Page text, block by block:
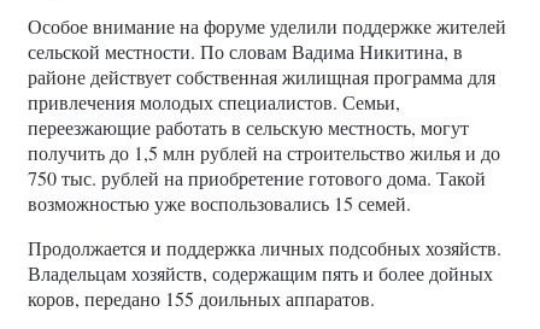
Особое внимание на форуме уделили поддержке жителей
сельской местности. По словам Вадима Никитина, в
районе действует собственная жилищная программа для
привлечения молодых специалистов. Семьи,
переезжающие работать в сельскую местность, могут
получить до 1,5 млн рублей на строительство жилья и до
750 тыс. рублей на приобретение готового дома. Такой
возможностью уже воспользовались 15 семей.
Продолжается и поддержка личных подсобных хозяйств.
Владельцам хозяйств, содержащим пять и более дойных
коров, передано 155 доильных аппаратов.